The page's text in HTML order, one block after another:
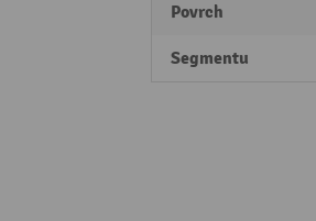
Povrch
Segmentu